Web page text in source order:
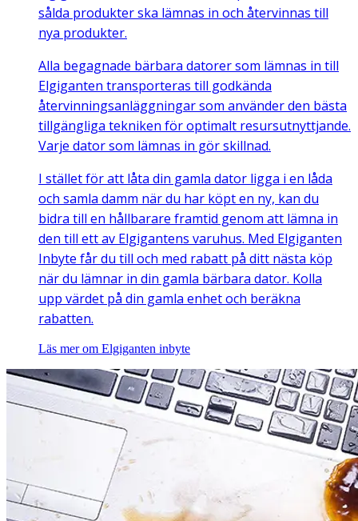
sålda produkter ska lämnas in och återvinnas till
nya produkter.
Alla begagnade bärbara datorer som lämnas in till
Elgiganten transporteras till godkända
återvinningsanläggningar som använder den bästa
tillgängliga tekniken för optimalt resursutnyttjande.
Varje dator som lämnas in gör skillnad.
I stället för att låta din gamla dator ligga i en låda
och samla damm när du har köpt en ny, kan du
bidra till en hållbarare framtid genom att lämna in
den till ett av Elgigantens varuhus. Med Elgiganten
Inbyte får du till och med rabatt på ditt nästa köp
när du lämnar in din gamla bärbara dator. Kolla
upp värdet på din gamla enhet och beräkna
rabatten.
Läs mer om Elgiganten inbyte